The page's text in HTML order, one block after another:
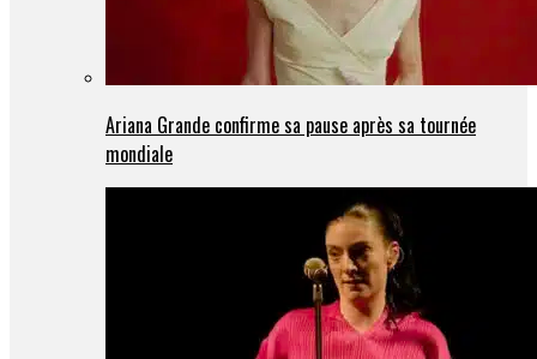
Ariana Grande confirme sa pause après sa tournée
mondiale